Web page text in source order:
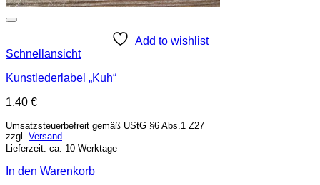
Add to wishlist
Schnellansicht
Kunstlederlabel „Kuh“
1,40 €
Umsatzsteuerbefreit gemäß UStG §6 Abs.1 Z27
zzgl. Versand
Lieferzeit: ca. 10 Werktage
In den Warenkorb